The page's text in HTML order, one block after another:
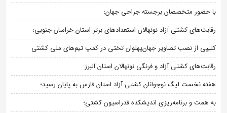
با حضور متخصصان برجسته جراحی جهان؛
رقابت‌های کشتی آزاد نونهالان استعدادهای برتر استان خراسان جنوبی؛
کلیپی از نصب تصاویر جهان‌پهلوان تختی در کمپ تیم‌های ملی کشتی
رقابت‌های کشتی آزاد و فرنگی نونهالان استان البرز
هفته نخست لیگ نوجوانان کشتی آزاد استان فارس به پایان رسید؛
به همت و برنامه‌ریزی اندیشکده فدراسیون کشتی؛